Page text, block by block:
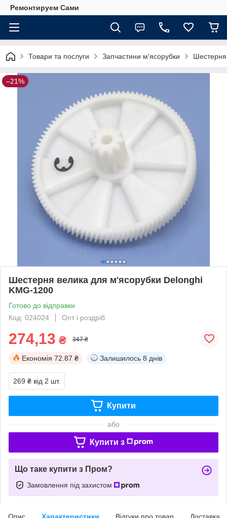
Ремонтируем Сами
Товари та послуги Запчастини м'ясорубки
–21%
Шестерня велика для м'ясорубки Delonghi
KMG-1200
Готово до відправки
Код: 024024
Опт і роздріб
274,13 ₴ 347 ₴
Економія 72.87 ₴ Залишилось 8 днів
269 ₴ від 2 шт.
Купити
або
Купити з
Що таке купити з Пром?
Замовлення під захистом
Опис Характеристики Відгуки про товар Доставка